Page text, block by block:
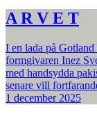
A R V E T
I en lada på Gotland
formgivaren Inez
med handsydda
senare vill
1 december 2025